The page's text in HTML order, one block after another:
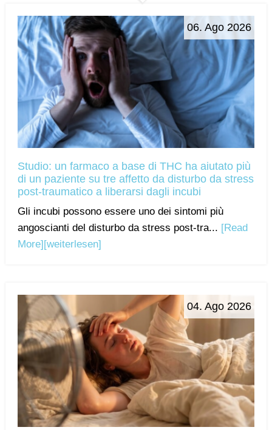
06. Ago 2026
Studio: un farmaco a base di THC ha aiutato più
di un paziente su tre affetto da disturbo da stress
post-traumatico a liberarsi dagli incubi
Gli incubi possono essere uno dei sintomi più
angoscianti del disturbo da stress post-tra... [Read
More] [weiterlesen]
04. Ago 2026